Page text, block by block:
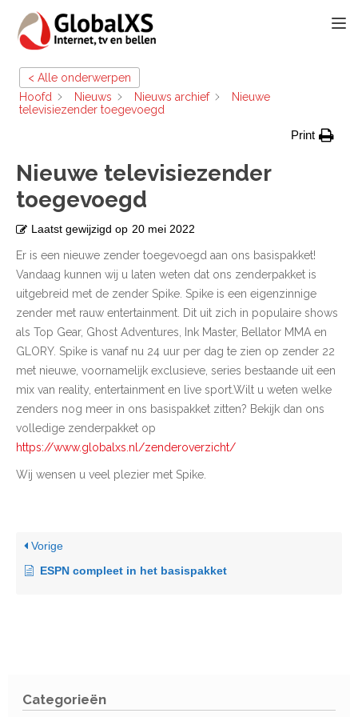
Categorieën
< Alle onderwerpen
Hoofd
Nieuws Nieuws archief
Nieuwe
televisiezender toegevoegd
Print
Nieuwe televisiezender
toegevoegd
Laatst gewijzigd op 20 mei 2022
Er is een nieuwe zender toegevoegd aan ons basispakket!
Vandaag kunnen wij u laten weten dat ons zenderpakket is
uitgebreid met de zender Spike. Spike is een eigenzinnige
zender met rauw entertainment. Dit uit zich in populaire shows
als Top Gear, Ghost Adventures, Ink Master, Bellator MMA en
GLORY. Spike is vanaf nu 24 uur per dag te zien op zender 22
met nieuwe, voornamelijk exclusieve, series bestaande uit een
mix van reality, entertainment en live sport.Wilt u weten welke
zenders nog meer in ons basispakket zitten? Bekijk dan ons
volledige zenderpakket op
https://www.globalxs.nl/zenderoverzicht/
Wij wensen u veel plezier met Spike.
Vorige
ESPN compleet in het basispakket